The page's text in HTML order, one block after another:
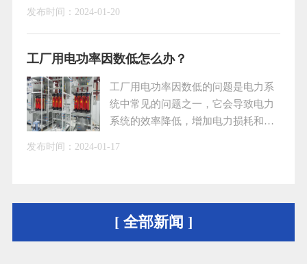
以便更好地了解和掌握水阻柜的启动
特性。一、水阻柜的工作原理水阻柜
路，并利用电机启动时产生的阻尼作
用来实现电机的软启动。具体来说，
当电机启动时，转子回路中的电阻逐
发布时间： 2024-01-20
工厂用电功率因数低怎么办？
工厂用电功率因数低的问题是电力系
统中常见的问题之一，它会导致电力
系统的效率降低，增加电力损耗和电
功补偿装置是一种常见的解决功率因
数低的方法。通过在系统中安装无功
补偿装置，可以向系统注入无功功
发布时间： 2024-01-17
[ 全部新闻 ]